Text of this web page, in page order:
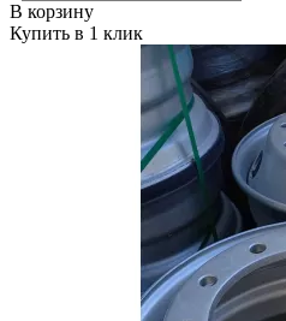
В корзину
Купить в 1 клик